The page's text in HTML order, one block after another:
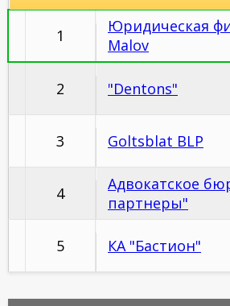
1
Юридическая
Malov
2 "Dentons"
3 Goltsblat BLP
4
Адвокатское
партнеры"
5 КА "Бастион"